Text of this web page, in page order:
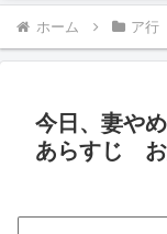
ホーム ア行
今日、妻や
あらすじ お